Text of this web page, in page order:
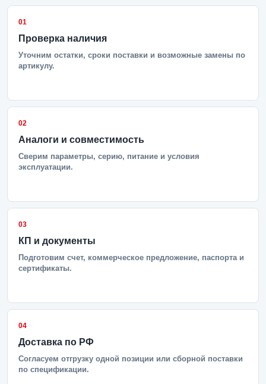
01
Проверка наличия
Уточним остатки, сроки поставки и возможные замены по
артикулу.
02
Аналоги и совместимость
Сверим параметры, серию, питание и условия
эксплуатации.
03
КП и документы
Подготовим счет, коммерческое предложение, паспорта и
сертификаты.
04
Доставка по РФ
Согласуем отгрузку одной позиции или сборной поставки
по спецификации.